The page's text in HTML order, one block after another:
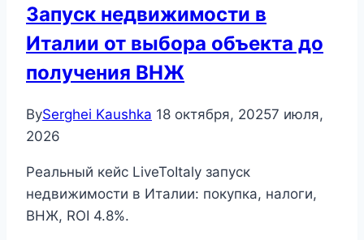
Запуск недвижимости в
Италии от выбора объекта до
получения ВНЖ
BySerghei Kaushka 18 октября, 20257 июля,
2026
Реальный кейс LiveToItaly запуск
недвижимости в Италии: покупка, налоги,
ВНЖ, ROI 4.8%.